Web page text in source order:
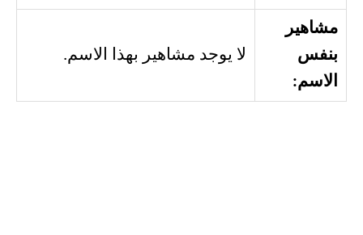
مشاهير
بنفس
الاسم:
لا يوجد مشاهير بهذا الاسم.